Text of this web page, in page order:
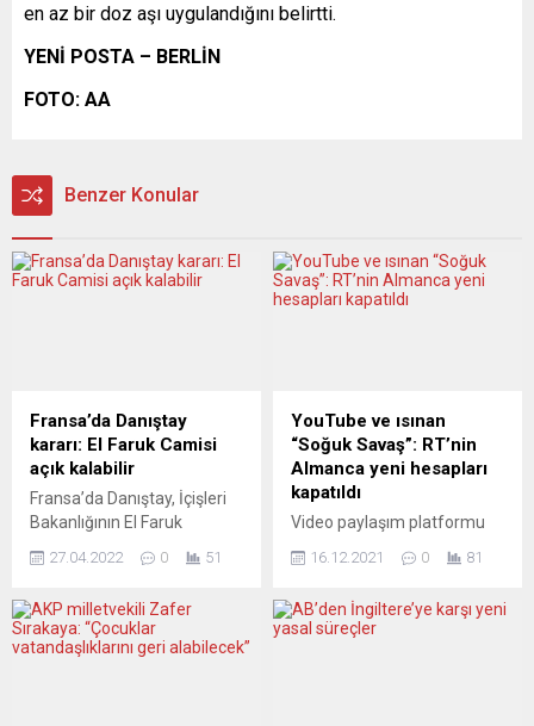
en az bir doz aşı uygulandığını belirtti.
YENİ POSTA – BERLİN
FOTO: AA
Benzer Konular
Fransa’da Danıştay
kararı: El Faruk Camisi
açık kalabilir
Fransa’da Danıştay, İçişleri
Bakanlığının El Faruk
Camisi’nin açık kalmasına
ilişkin itirazını reddetti.
Müslümanlar Birliği’nin
avukatı Sefen Guez Guez,
27.04.2022 0 51
YouTube ve ısınan
“Soğuk Savaş”: RT’nin
Almanca yeni hesapları
kapatıldı
Video paylaşım platformu
YouTube, Russia Today’in
(RT) Almanca yayın yapan
engellediğini bildirdi.
Platform tarafından yapılan
16.12.2021 0 81